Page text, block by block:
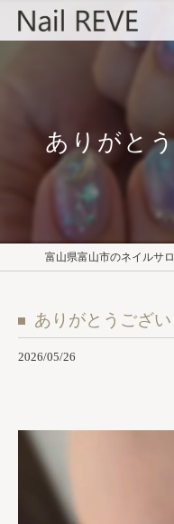
ありがと
ありがとうござ
2026/05/26